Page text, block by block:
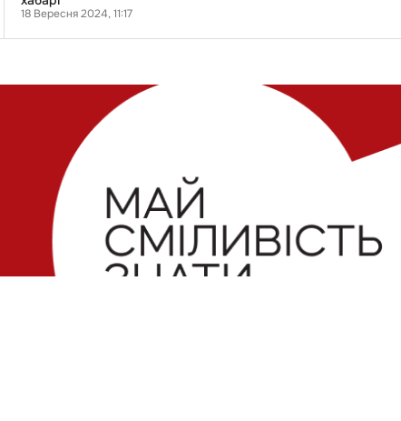
18 Вересня 2024, 11:17